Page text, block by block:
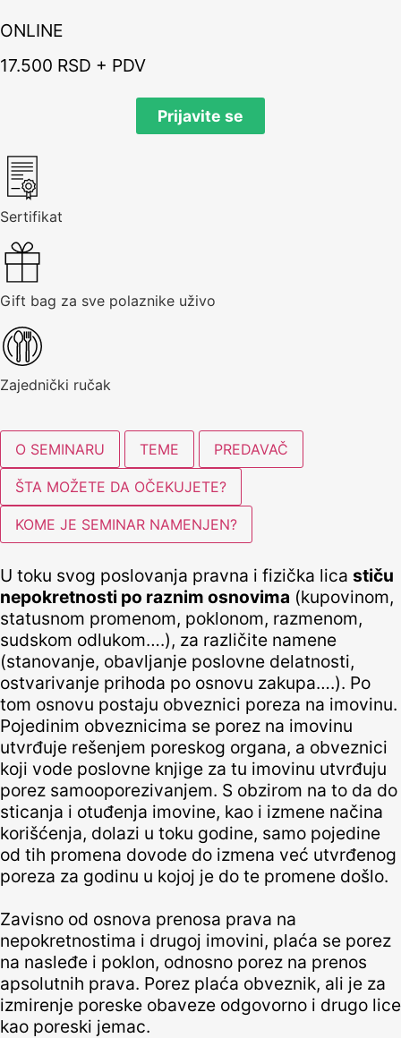
ONLINE
17.500 RSD + PDV
Prijavite se
Sertifikat
Gift bag za sve polaznike uživo
Zajednički ručak
O SEMINARU TEME PREDAVAČ
ŠTA MOŽETE DA OČEKUJETE?
KOME JE SEMINAR NAMENJEN?
U toku svog poslovanja pravna i fizička lica stiču
nepokretnosti po raznim osnovima (kupovinom,
statusnom promenom, poklonom, razmenom,
sudskom odlukom….), za različite namene
(stanovanje, obavljanje poslovne delatnosti,
ostvarivanje prihoda po osnovu zakupa….). Po
tom osnovu postaju obveznici poreza na imovinu.
Pojedinim obveznicima se porez na imovinu
utvrđuje rešenjem poreskog organa, a obveznici
koji vode poslovne knjige za tu imovinu utvrđuju
porez samooporezivanjem. S obzirom na to da do
sticanja i otuđenja imovine, kao i izmene načina
korišćenja, dolazi u toku godine, samo pojedine
od tih promena dovode do izmena već utvrđenog
poreza za godinu u kojoj je do te promene došlo.
Zavisno od osnova prenosa prava na
nepokretnostima i drugoj imovini, plaća se porez
na nasleđe i poklon, odnosno porez na prenos
apsolutnih prava. Porez plaća obveznik, ali je za
izmirenje poreske obaveze odgovorno i drugo lice
kao poreski jemac.